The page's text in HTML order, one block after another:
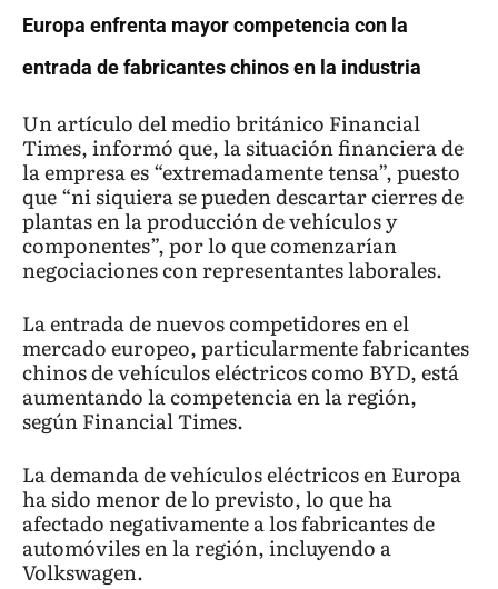
Europa enfrenta mayor competencia con la
entrada de fabricantes chinos en la industria
Un artículo del medio británico Financial
Times, informó que, la situación financiera de
la empresa es “extremadamente tensa”, puesto
que “ni siquiera se pueden descartar cierres de
plantas en la producción de vehículos y
componentes”, por lo que comenzarían
negociaciones con representantes laborales.
La entrada de nuevos competidores en el
mercado europeo, particularmente fabricantes
chinos de vehículos eléctricos como BYD, está
aumentando la competencia en la región,
según Financial Times.
La demanda de vehículos eléctricos en Europa
ha sido menor de lo previsto, lo que ha
afectado negativamente a los fabricantes de
automóviles en la región, incluyendo a
Volkswagen.